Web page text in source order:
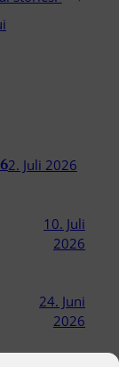
2. Juli 2026
10. Juli
2026
24. Juni
2026